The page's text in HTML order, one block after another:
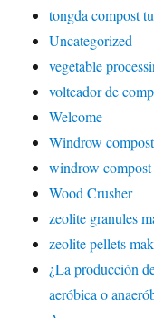
tongda compost
Uncategorized
vegetable
volteador de
Welcome
Windrow
windrow
Wood Crusher
zeolite granules
zeolite pellets
¿La producción
aeróbica o